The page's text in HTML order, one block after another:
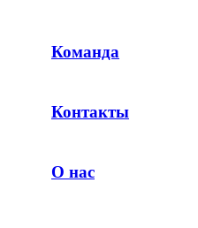
Команда
Контакты
О нас